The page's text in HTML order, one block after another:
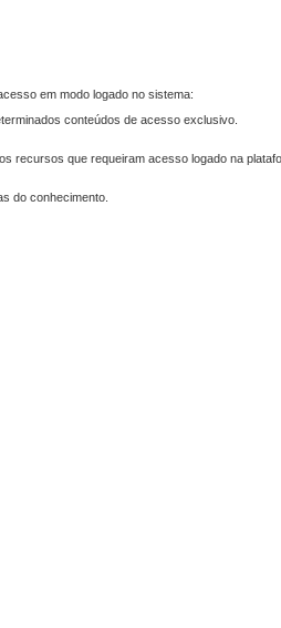
em modo logado no sistema:
conteúdos de acesso exclusivo.
recursos que requeiram acesso logado na
do conhecimento.